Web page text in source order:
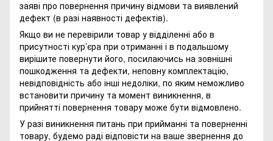
заяві про повернення причину відмови та виявлений
дефект (в разі наявності дефектів).
Якщо ви не перевірили товар у відділенні або в
присутності кур’єра при отриманні і в подальшому
вирішите повернути його, посилаючись на зовнішні
пошкодження та дефекти, неповну комплектацію,
невідповідність або інші недоліки, по яким неможливо
встановити причину та момент виникнення, в
прийнятті повернення товару може бути відмовлено.
У разі виникнення питань при прийманні та поверненні
товару, будемо раді відповісти на ваше звернення до